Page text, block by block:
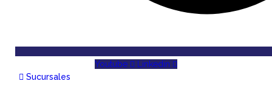
Youtube
Linkedin
Sucursales